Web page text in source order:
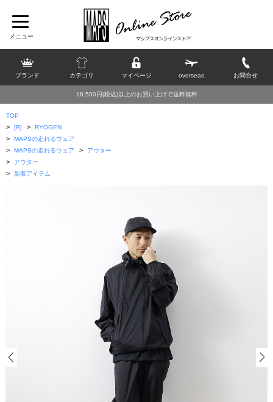
ブランド カテゴリ マイページ overseas お問合せ
16,500円(税込)以上のお買い上げで送料無料
TOP
> [R] > RYOGEN
> MAPSの走れるウェア
> MAPSの走れるウェア > アウター
> アウター
> 新着アイテム